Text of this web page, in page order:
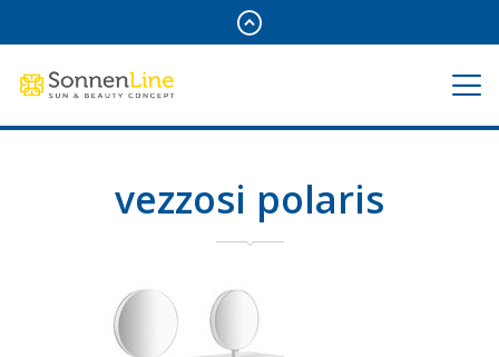
vezzosi polaris